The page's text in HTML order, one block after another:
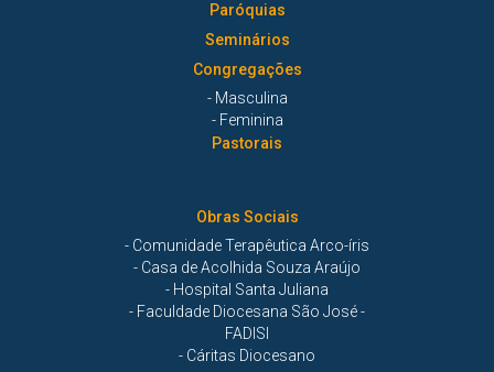
Paróquias
Seminários
Congregações
- Masculina
- Feminina
Pastorais
Obras Sociais
- Comunidade Terapêutica Arco-íris
- Casa de Acolhida Souza Araújo
- Hospital Santa Juliana
- Faculdade Diocesana São José -
FADISI
- Cáritas Diocesano